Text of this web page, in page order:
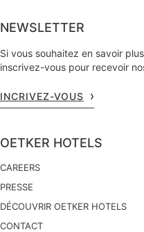
NEWSLETTER
Si vous souhaitez en savoir
inscrivez-vous pour recevoir
INCRIVEZ-VOUS
OETKER HOTELS
CAREERS
PRESSE
DÉCOUVRIR OETKER HOTELS
CONTACT